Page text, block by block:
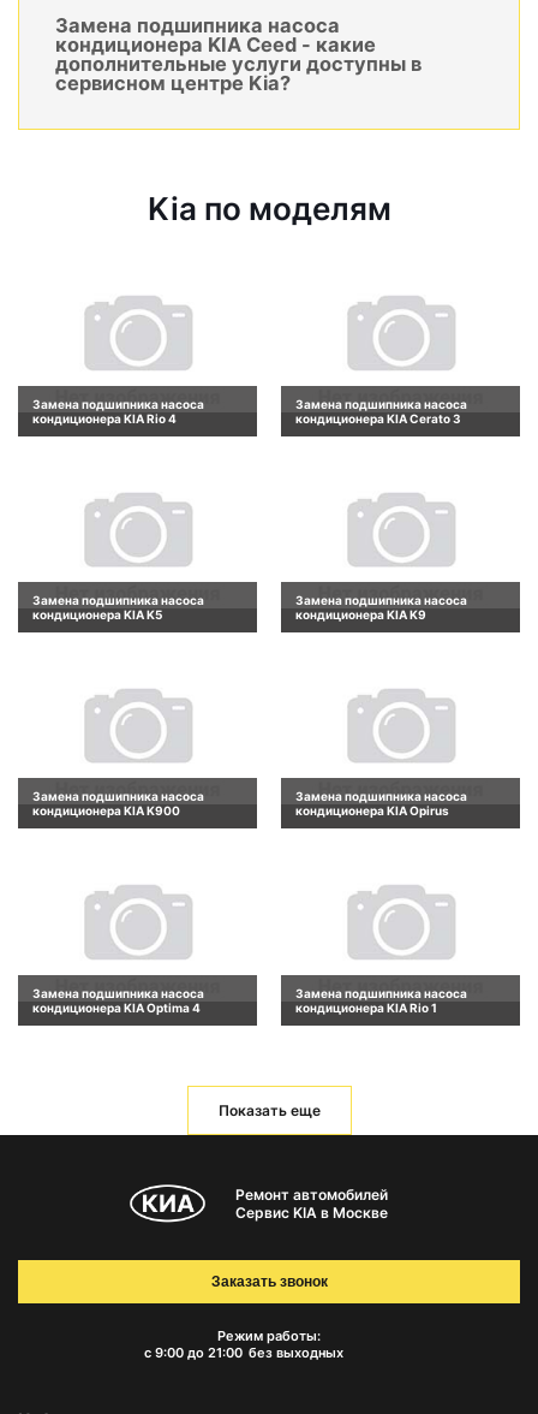
Замена подшипника насоса
кондиционера KIA Ceed - какие
дополнительные услуги доступны в
сервисном центре Kia?
Kia по моделям
Замена подшипника насоса
кондиционера KIA Rio 4
Замена подшипника насоса
кондиционера KIA Cerato 3
Замена подшипника насоса
кондиционера KIA K5
Замена подшипника насоса
кондиционера KIA K9
Замена подшипника насоса
кондиционера KIA K900
Замена подшипника насоса
кондиционера KIA Opirus
Замена подшипника насоса
кондиционера KIA Optima 4
Замена подшипника насоса
кондиционера KIA Rio 1
Показать еще
Ремонт автомобилей
Сервис KIA в Москве
Режим работы:
с 9:00 до 21:00 без выходных
Заказать звонок